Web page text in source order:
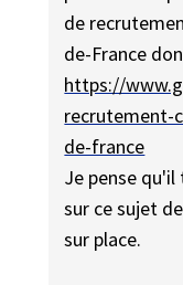
de
de-France
https://
recrutement-
de-france
Je pense qu'il
sur ce sujet
sur place.